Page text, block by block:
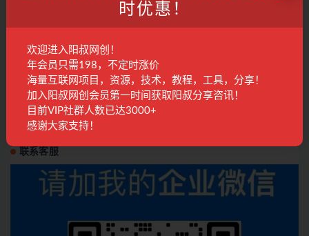
2025年10月22日阳叔网创地球村的特邀会议
会议回放
AI驱动谷歌SEO与AEO实战：轻松实现300%网
站流量飙升
精品课程
联系客服
时优惠！
欢迎进入阳叔网创！
年会员只需198，不定时涨价
海量互联网项目，资源，技术，教程，工具，分享！
加入阳叔网创会员第一时间获取阳叔分享咨讯！
目前VIP社群人数已达3000+
感谢大家支持！